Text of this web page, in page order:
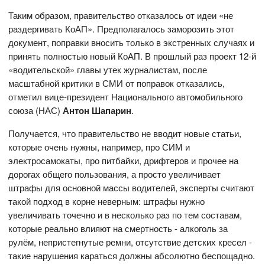
Таким образом, правительство отказалось от идеи «не
раздергивать КоАП». Предполагалось заморозить этот
документ, поправки вносить только в экстренных случаях и
принять полностью новый КоАП. В прошлый раз проект 12-й
«водительской» главы утек журналистам, после
масштабной критики в СМИ от поправок отказались,
отметил вице-президент Национального автомобильного
союза (НАС)Антон Шапарин.
Получается, что правительство не вводит новые статьи,
которые очень нужны, например, про СИМ и
электросамокаты, про питбайки, дрифтеров и прочее на
дорогах общего пользования, а просто увеличивает
штрафы для основной массы водителей, эксперты считают
такой подход в корне неверным: штрафы нужно
увеличивать точечно и в несколько раз по тем составам,
которые реально влияют на смертность - алкоголь за
рулём, непристегнутые ремни, отсутствие детских кресел -
такие нарушения караться должны абсолютно беспощадно.